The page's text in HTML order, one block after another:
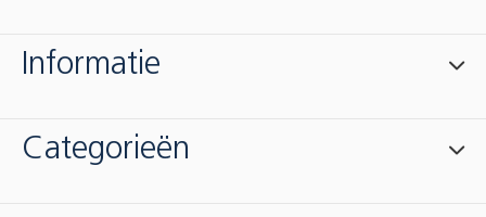
Informatie
Categorieën